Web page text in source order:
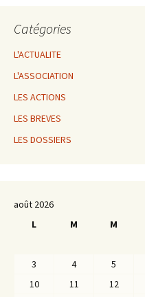
Catégories
L'ACTUALITE
L'ASSOCIATION
LES ACTIONS
LES BREVES
LES DOSSIERS
août 2026
L
M M
3
4 5
10
11 12